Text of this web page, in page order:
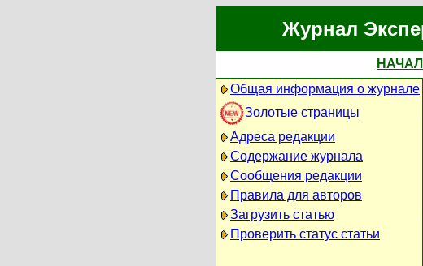
Журнал
Общая информация о журнале
Золотые страницы
Адреса редакции
Содержание журнала
Сообщения редакции
Правила для авторов
Загрузить статью
Проверить статус статьи